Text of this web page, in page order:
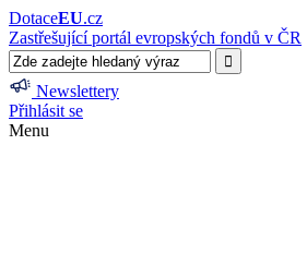
DotaceEU.cz
Zastřešující portál evropských fondů v ČR
Newslettery
Přihlásit se
Menu